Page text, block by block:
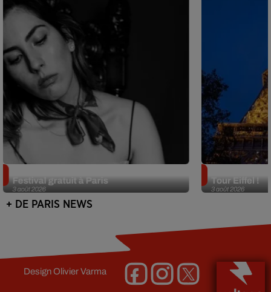
3 août 2026
Festival gratuit à Paris
3 août 2026
Tour Eiffel !
+ DE PARIS NEWS
DesignOlivier Varma